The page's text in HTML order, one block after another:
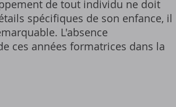
de tout individu ne doit
spécifiques de son enfance, il
L'absence
ces années formatrices dans la